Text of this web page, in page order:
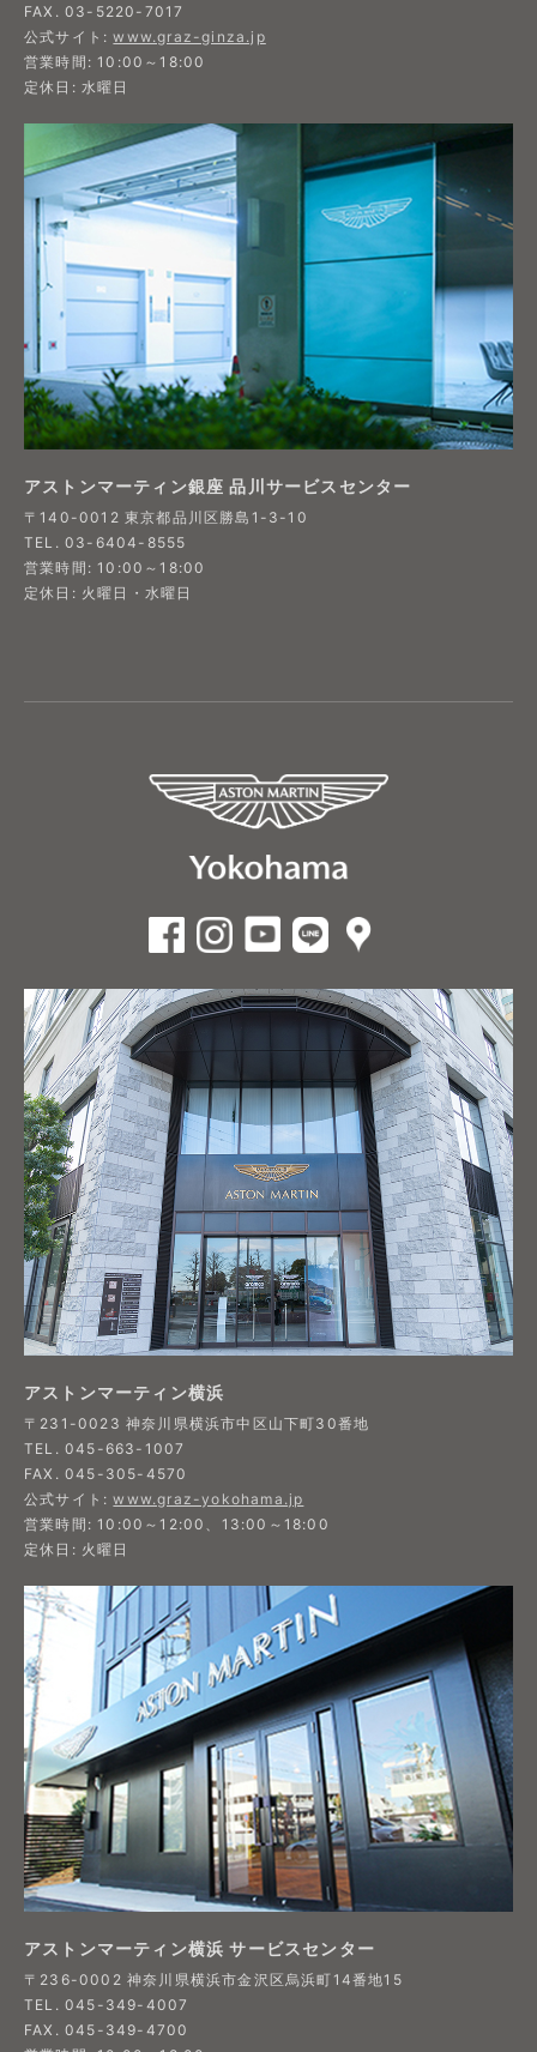
FAX. 03-5220-7017
公式サイト:www.graz-ginza.jp
営業時間: 10:00～18:00
定休日: 水曜日
アストンマーティン銀座 品川サービスセンター
〒140-0012 東京都品川区勝島1-3-10
TEL. 03-6404-8555
営業時間: 10:00～18:00
定休日: 火曜日・水曜日
アストンマーティン横浜
〒231-0023 神奈川県横浜市中区山下町30番地
TEL. 045-663-1007
FAX. 045-305-4570
公式サイト:www.graz-yokohama.jp
営業時間: 10:00～12:00、13:00～18:00
定休日: 火曜日
アストンマーティン横浜 サービスセンター
〒236-0002 神奈川県横浜市金沢区烏浜町14番地15
TEL. 045-349-4007
FAX. 045-349-4700